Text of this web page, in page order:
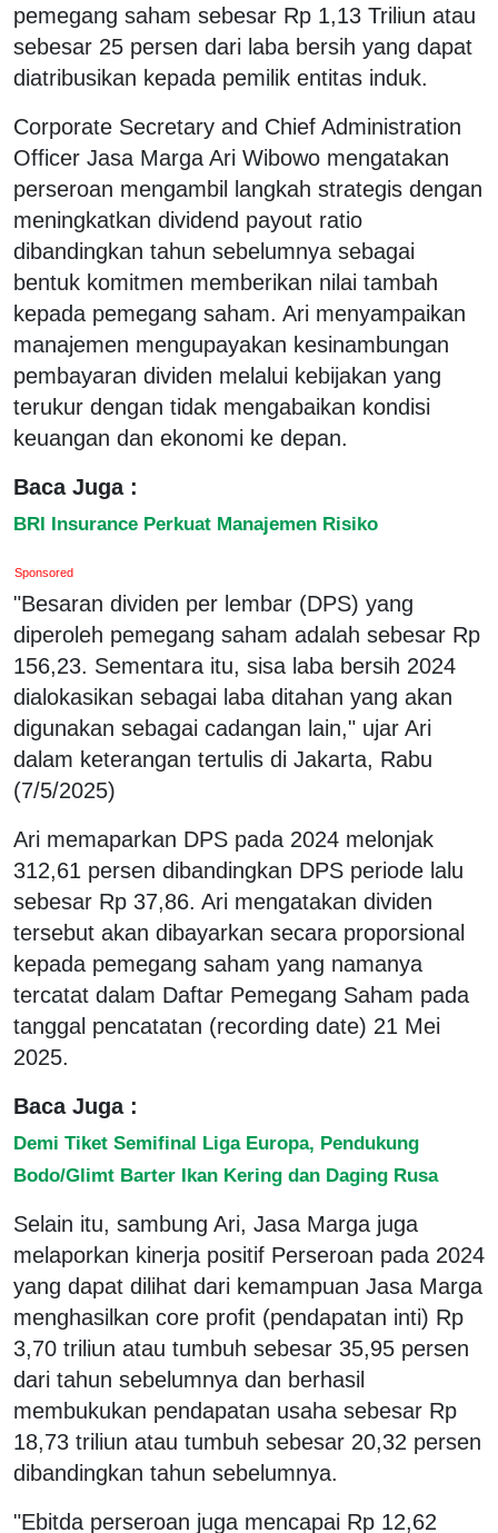
pemegang saham sebesar Rp 1,13 Triliun atau
sebesar 25 persen dari laba bersih yang dapat
diatribusikan kepada pemilik entitas induk.
Corporate Secretary and Chief Administration
Officer Jasa Marga Ari Wibowo mengatakan
perseroan mengambil langkah strategis dengan
meningkatkan dividend payout ratio
dibandingkan tahun sebelumnya sebagai
bentuk komitmen memberikan nilai tambah
kepada pemegang saham. Ari menyampaikan
manajemen mengupayakan kesinambungan
pembayaran dividen melalui kebijakan yang
terukur dengan tidak mengabaikan kondisi
keuangan dan ekonomi ke depan.
Baca Juga :
BRI Insurance Perkuat Manajemen Risiko
Sponsored
"Besaran dividen per lembar (DPS) yang
diperoleh pemegang saham adalah sebesar Rp
156,23. Sementara itu, sisa laba bersih 2024
dialokasikan sebagai laba ditahan yang akan
digunakan sebagai cadangan lain," ujar Ari
dalam keterangan tertulis di Jakarta, Rabu
(7/5/2025)
Ari memaparkan DPS pada 2024 melonjak
312,61 persen dibandingkan DPS periode lalu
sebesar Rp 37,86. Ari mengatakan dividen
tersebut akan dibayarkan secara proporsional
kepada pemegang saham yang namanya
tercatat dalam Daftar Pemegang Saham pada
tanggal pencatatan (recording date) 21 Mei
2025.
Baca Juga :
Demi Tiket Semifinal Liga Europa, Pendukung
Bodo/Glimt Barter Ikan Kering dan Daging Rusa
Selain itu, sambung Ari, Jasa Marga juga
melaporkan kinerja positif Perseroan pada 2024
yang dapat dilihat dari kemampuan Jasa Marga
menghasilkan core profit (pendapatan inti) Rp
3,70 triliun atau tumbuh sebesar 35,95 persen
dari tahun sebelumnya dan berhasil
membukukan pendapatan usaha sebesar Rp
18,73 triliun atau tumbuh sebesar 20,32 persen
dibandingkan tahun sebelumnya.
"Ebitda perseroan juga mencapai Rp 12,62